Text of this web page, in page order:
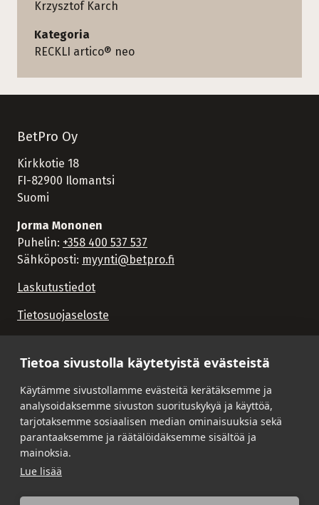
Tietoa sivustolla käytetyistä evästeistä
Käytämme sivustollamme evästeitä kerätäksemme ja
analysoidaksemme sivuston suorituskykyä ja käyttöä,
tarjotaksemme sosiaalisen median ominaisuuksia sekä
parantaaksemme ja räätälöidäksemme sisältöä ja
mainoksia.
Lue lisää
Krzysztof Karch
Kategoria
RECKLI artico® neo
BetPro Oy
Kirkkotie 18
FI-82900 Ilomantsi
Suomi
Jorma Mononen
Puhelin: +358 400 537 537
Sähköposti: myynti@betpro.fi
Laskutustiedot
Tietosuojaseloste